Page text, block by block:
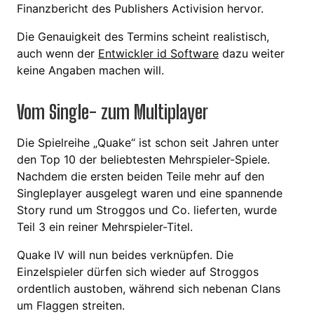
Finanzbericht des Publishers Activision hervor.
Die Genauigkeit des Termins scheint realistisch,
auch wenn der Entwickler id Software dazu weiter
keine Angaben machen will.
Vom Single- zum Multiplayer
Die Spielreihe „Quake“ ist schon seit Jahren unter
den Top 10 der beliebtesten Mehrspieler-Spiele.
Nachdem die ersten beiden Teile mehr auf den
Singleplayer ausgelegt waren und eine spannende
Story rund um Stroggos und Co. lieferten, wurde
Teil 3 ein reiner Mehrspieler-Titel.
Quake IV will nun beides verknüpfen. Die
Einzelspieler dürfen sich wieder auf Stroggos
ordentlich austoben, während sich nebenan Clans
um Flaggen streiten.